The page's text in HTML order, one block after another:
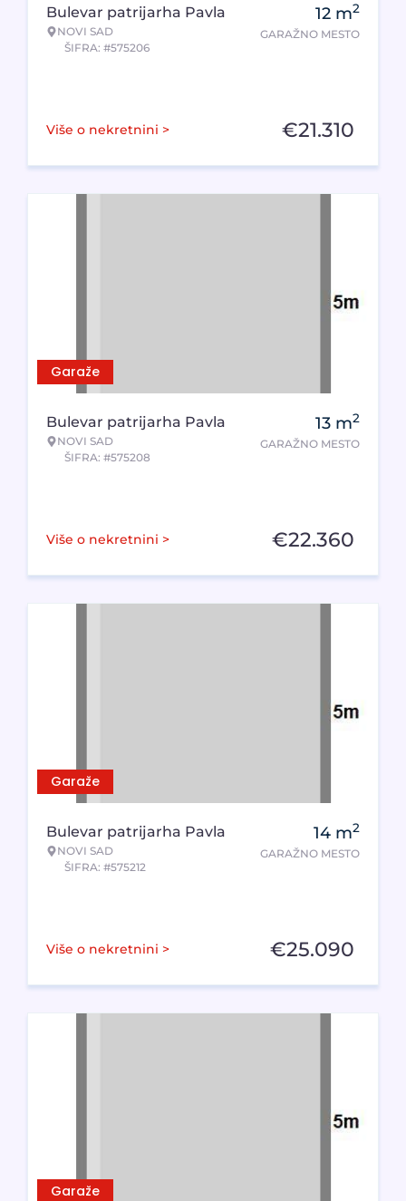
Bulevar patrijarha Pavla
NOVI SAD
ŠIFRA: #575206
12 m2
GARAŽNO MESTO
Više o nekretnini > €21.310
Garaže
Bulevar patrijarha Pavla
NOVI SAD
ŠIFRA: #575208
13 m2
GARAŽNO MESTO
Više o nekretnini > €22.360
Garaže
Bulevar patrijarha Pavla
NOVI SAD
ŠIFRA: #575212
14 m2
GARAŽNO MESTO
Više o nekretnini > €25.090
Garaže